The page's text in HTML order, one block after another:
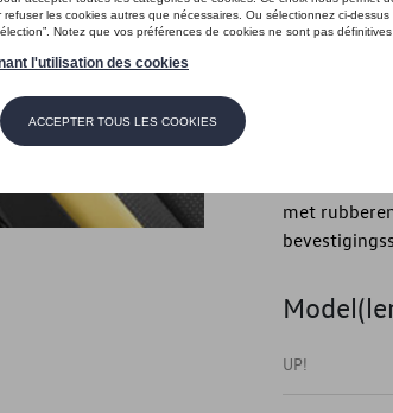
Introductie
-
- Met
met
UP!